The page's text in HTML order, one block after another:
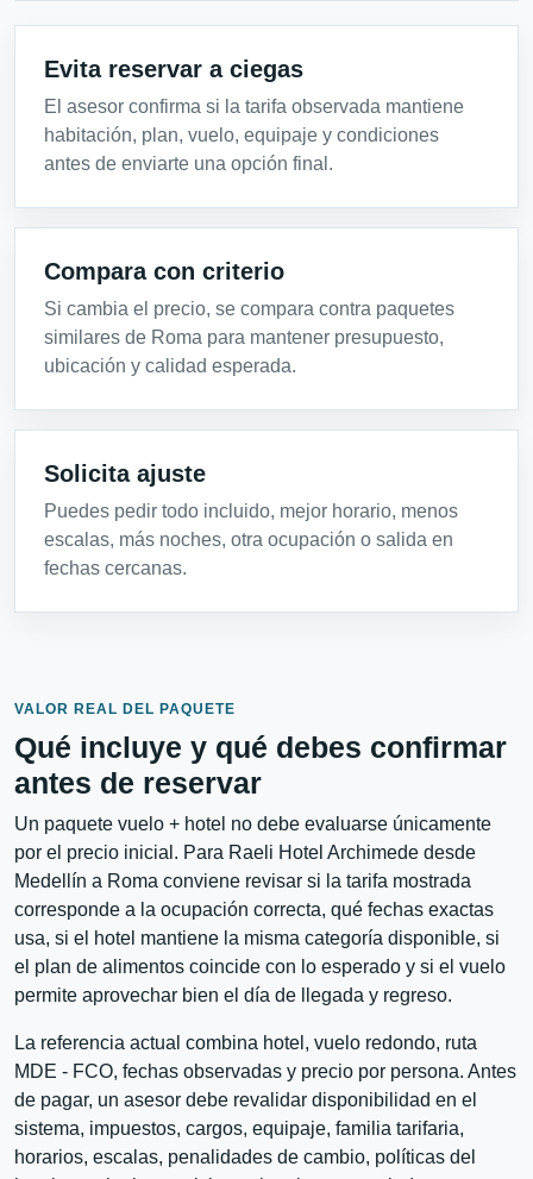
Evita reservar a ciegas
El asesor confirma si la tarifa observada mantiene
habitación, plan, vuelo, equipaje y condiciones
antes de enviarte una opción final.
Compara con criterio
Si cambia el precio, se compara contra paquetes
similares de Roma para mantener presupuesto,
ubicación y calidad esperada.
Solicita ajuste
Puedes pedir todo incluido, mejor horario, menos
escalas, más noches, otra ocupación o salida en
fechas cercanas.
VALOR REAL DEL PAQUETE
Qué incluye y qué debes confirmar
antes de reservar
Un paquete vuelo + hotel no debe evaluarse únicamente
por el precio inicial. Para Raeli Hotel Archimede desde
Medellín a Roma conviene revisar si la tarifa mostrada
corresponde a la ocupación correcta, qué fechas exactas
usa, si el hotel mantiene la misma categoría disponible, si
el plan de alimentos coincide con lo esperado y si el vuelo
permite aprovechar bien el día de llegada y regreso.
La referencia actual combina hotel, vuelo redondo, ruta
MDE - FCO, fechas observadas y precio por persona. Antes
de pagar, un asesor debe revalidar disponibilidad en el
sistema, impuestos, cargos, equipaje, familia tarifaria,
horarios, escalas, penalidades de cambio, políticas del